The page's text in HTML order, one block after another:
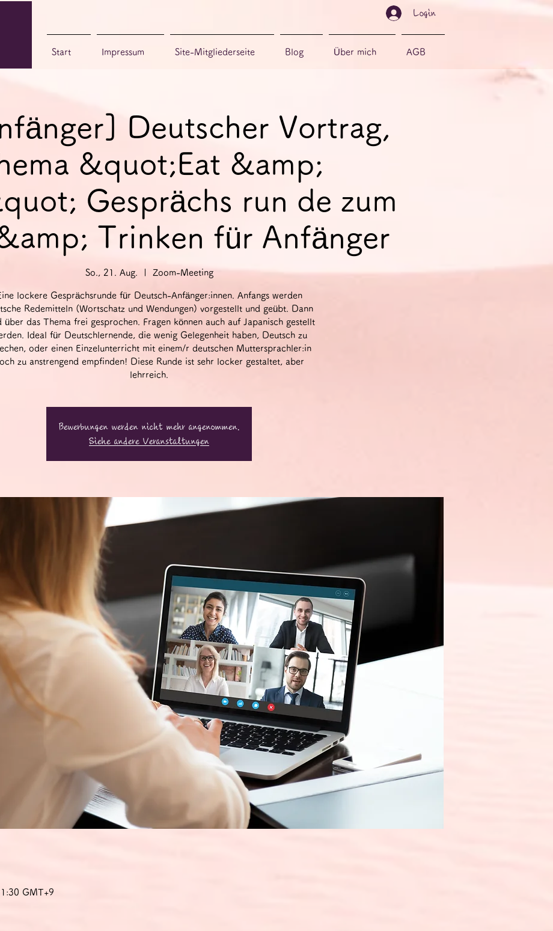
Deutscher Vortrag,
&quot;Eat &amp;
Gesprächs run de zum
Trinken für Anfänger
So., 21. Aug. Zoom-Meeting
lockere Gesprächsrunde für Deutsch-Anfänger:innen. Anfangs werden
Redemitteln (Wortschatz und Wendungen) vorgestellt und geübt. Dann
über das Thema frei gesprochen. Fragen können auch auf Japanisch gestellt
Ideal für Deutschlernende, die wenig Gelegenheit haben, Deutsch zu
oder einen Einzelunterricht mit einem/r deutschen Muttersprachler:in
zu anstrengend empfinden! Diese Runde ist sehr locker gestaltet, aber
lehrreich.
Bewerbungen werden nicht mehr angenommen.
Siehe andere Veranstaltungen
GMT+9
Start Impressum Site-Mitgliederseite Blog Über mich AGB
Login